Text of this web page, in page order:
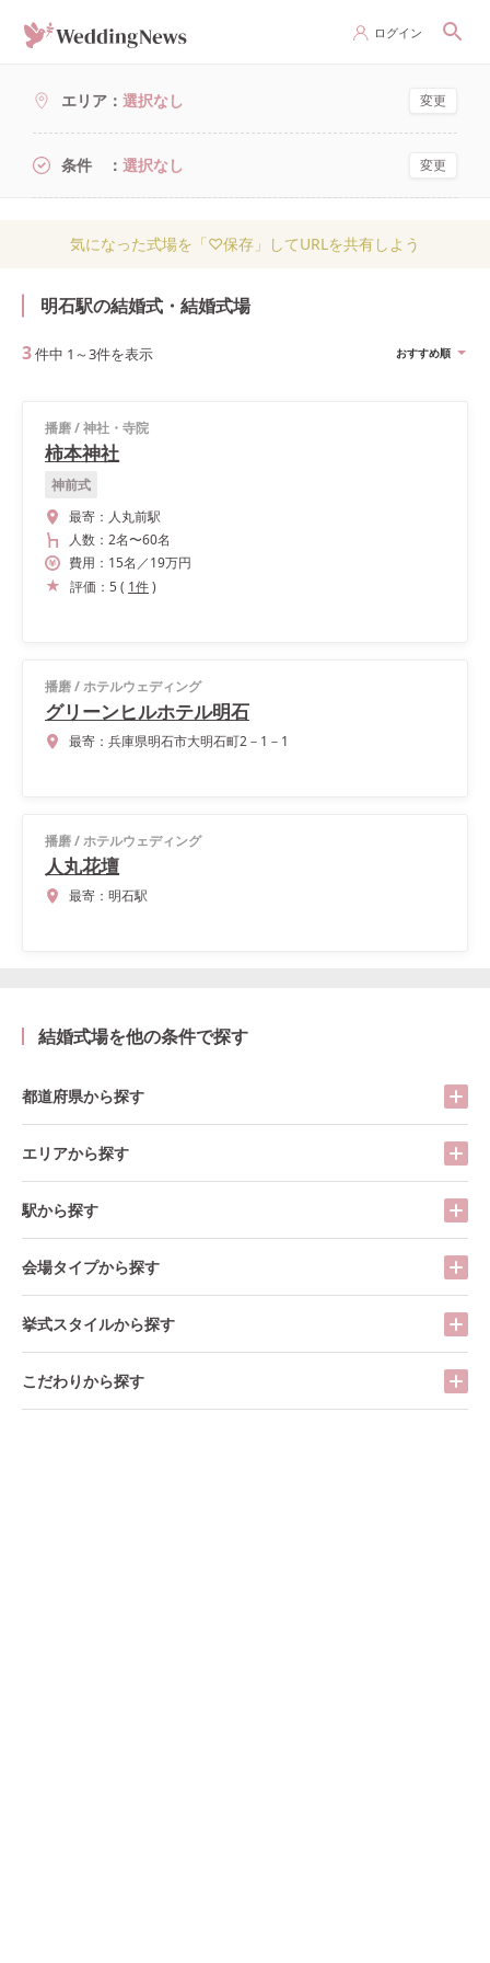
ログイン
エリア 選択なし 変更
条件 選択なし 変更
気になった式場を「♡保存」してURLを共有しよう
明石駅の結婚式・結婚式場
3件中 1 ～3件を表示 おすすめ順
播磨/神社・寺院
柿本神社
神前式
最寄： 人丸前駅
人数： 2名〜60名
費用： 15名 ／19万円
評価： 5( 1件)
播磨/ホテルウェディング
グリーンヒルホテル明石
最寄： 兵庫県明石市大明石町2－1－1
播磨/ホテルウェディング
人丸花壇
最寄： 明石駅
結婚式場を他の条件で探す
都道府県から探す
エリアから探す
駅から探す
会場タイプから探す
挙式スタイルから探す
こだわりから探す